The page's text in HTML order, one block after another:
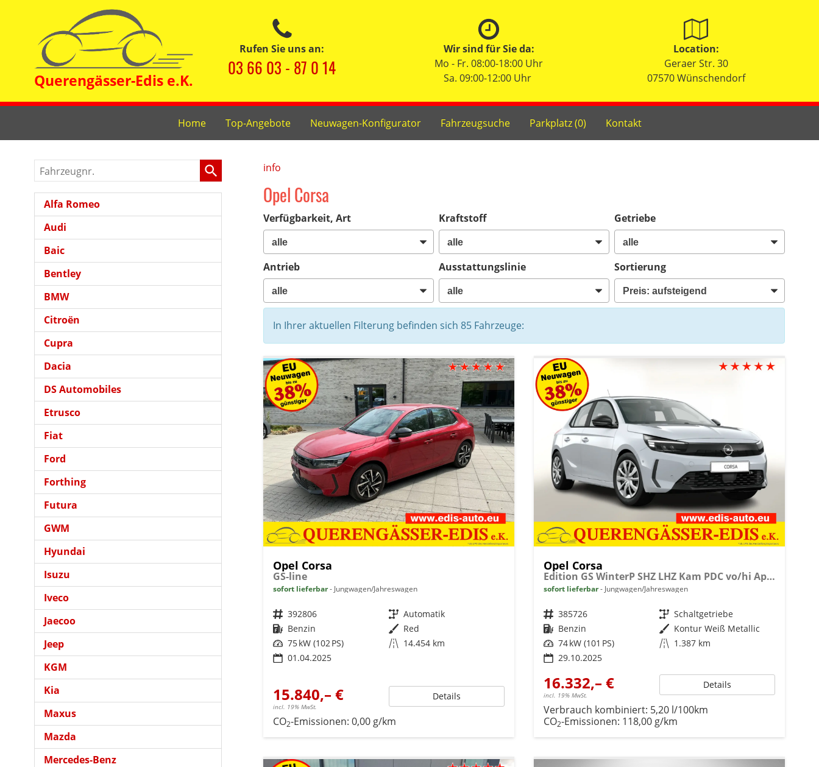
Rufen Sie uns an:
03 66 03 - 87 0 14
Wir sind für Sie da:
Mo - Fr. 08:00-18:00 Uhr
Sa. 09:00-12:00 Uhr
Location:
Geraer Str. 30
07570 Wünschendorf
Home Top-Angebote Neuwagen-Konfigurator Fahrzeugsuche Parkplatz (0) Kontakt
info
Opel Corsa
Verfügbarkeit, Art Kraftstoff Getriebe
Antrieb Ausstattungslinie Sortierung
In Ihrer aktuellen Filterung befinden sich 85Fahrzeuge:
Opel Corsa
GS-line
sofort lieferbar Jungwagen/Jahreswagen
Fahrzeugnr. 392806 Getriebe Automatik
Kraftstoff Benzin Außenfarbe Red
Leistung 75 kW (102 PS) Kilometerstand 14.454 km
01.04.2025
15.840,– €
incl. 19% MwSt.
Details
CO2-Emissionen: 0,00 g/km
Opel Corsa
Edition GS WinterP SHZ LHZ Kam PDC vo/hi AppC Totw
sofort lieferbar Jungwagen/Jahreswagen
Fahrzeugnr. 385726 Getriebe Schaltgetriebe
Kraftstoff Benzin Außenfarbe Kontur Weiß Metallic
Leistung 74 kW (101 PS) Kilometerstand 1.387 km
29.10.2025
16.332,– €
incl. 19% MwSt.
Details
Verbrauch kombiniert: 5,20 l/100km
CO2-Emissionen: 118,00 g/km
Fahrzeugnr.
Alfa Romeo
Audi
Baic
Bentley
BMW
Citroën
Cupra
Dacia
DS Automobiles
Etrusco
Fiat
Ford
Forthing
Futura
GWM
Hyundai
Isuzu
Iveco
Jaecoo
Jeep
KGM
Kia
Maxus
Mazda
Mercedes-Benz